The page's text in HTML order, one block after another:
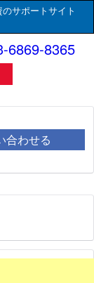
のサポートサイト
6869-8365
合わせる